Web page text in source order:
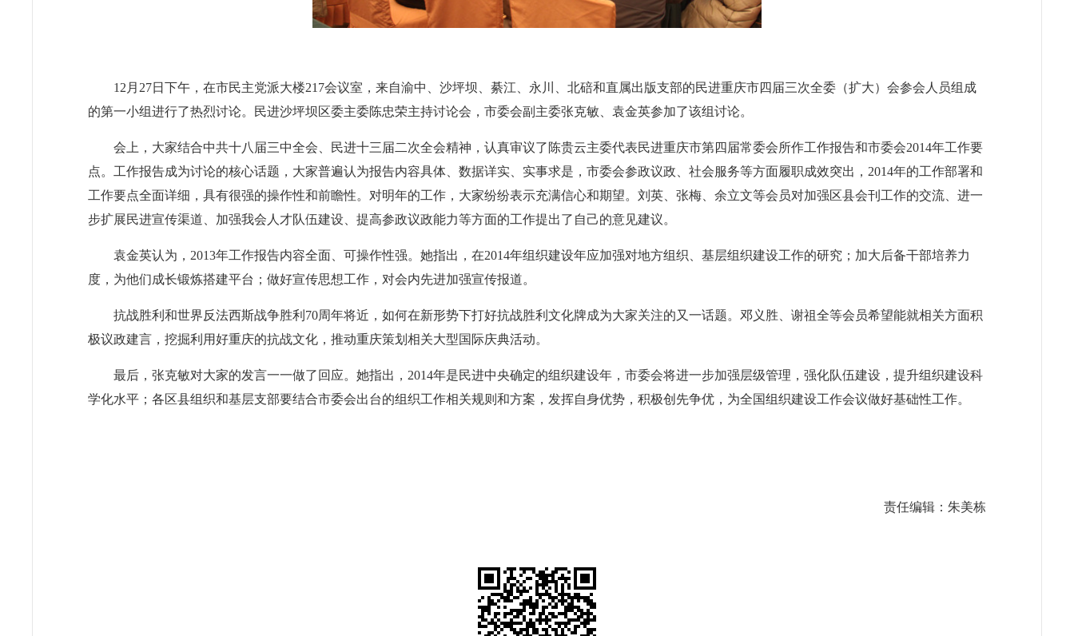
12月27日下午，在市民主党派大楼217会议室，来自渝中、沙坪坝、綦江、永川、北碚和直属出版支部的民进重庆市四届三次全委（扩大）会参会人员组成
的第一小组进行了热烈讨论。民进沙坪坝区委主委陈忠荣主持讨论会，市委会副主委张克敏、袁金英参加了该组讨论。
会上，大家结合中共十八届三中全会、民进十三届二次全会精神，认真审议了陈贵云主委代表民进重庆市第四届常委会所作工作报告和市委会2014年工作要
点。工作报告成为讨论的核心话题，大家普遍认为报告内容具体、数据详实、实事求是，市委会参政议政、社会服务等方面履职成效突出，2014年的工作部署和
工作要点全面详细，具有很强的操作性和前瞻性。对明年的工作，大家纷纷表示充满信心和期望。刘英、张梅、余立文等会员对加强区县会刊工作的交流、进一
步扩展民进宣传渠道、加强我会人才队伍建设、提高参政议政能力等方面的工作提出了自己的意见建议。
袁金英认为，2013年工作报告内容全面、可操作性强。她指出，在2014年组织建设年应加强对地方组织、基层组织建设工作的研究；加大后备干部培养力
度，为他们成长锻炼搭建平台；做好宣传思想工作，对会内先进加强宣传报道。
抗战胜利和世界反法西斯战争胜利70周年将近，如何在新形势下打好抗战胜利文化牌成为大家关注的又一话题。邓义胜、谢祖全等会员希望能就相关方面积
极议政建言，挖掘利用好重庆的抗战文化，推动重庆策划相关大型国际庆典活动。
最后，张克敏对大家的发言一一做了回应。她指出，2014年是民进中央确定的组织建设年，市委会将进一步加强层级管理，强化队伍建设，提升组织建设科
学化水平；各区县组织和基层支部要结合市委会出台的组织工作相关规则和方案，发挥自身优势，积极创先争优，为全国组织建设工作会议做好基础性工作。
责任编辑：朱美栋